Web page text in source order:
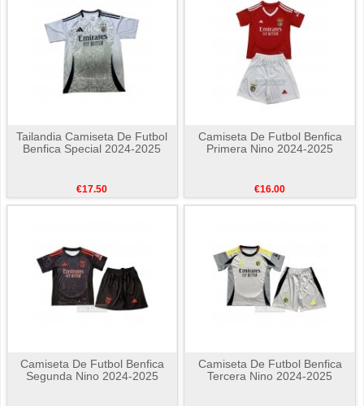
Tailandia Camiseta De Futbol
Benfica Special 2024-2025
€17.50
Camiseta De Futbol Benfica
Primera Nino 2024-2025
€16.00
Camiseta De Futbol Benfica
Segunda Nino 2024-2025
Camiseta De Futbol Benfica
Tercera Nino 2024-2025